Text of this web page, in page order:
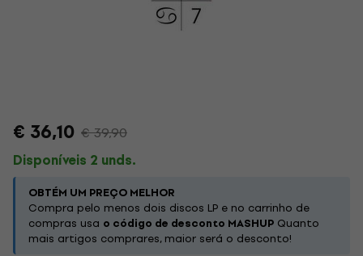
€ 36,10 € 39,90
Disponíveis 2 unds.
OBTÉM UM PREÇO MELHOR
Compra pelo menos dois discos LP e no carrinho de
compras usa o código de desconto MASHUP Quanto
mais artigos comprares, maior será o desconto!